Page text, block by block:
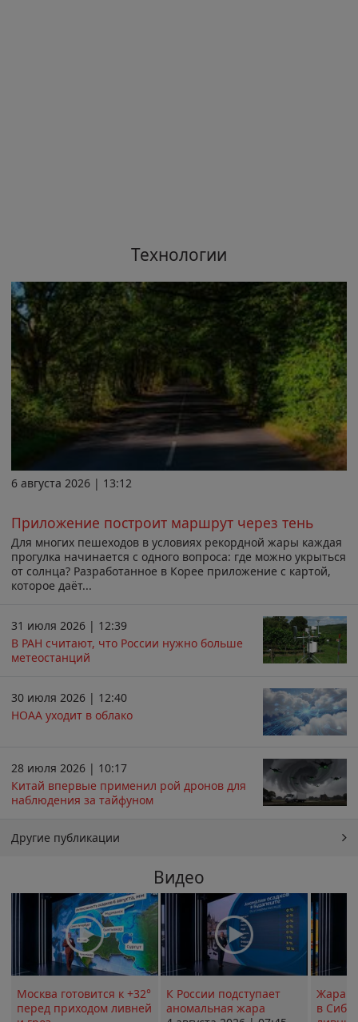
Технологии
6 августа 2026 | 13:12
Приложение построит маршрут через тень
Для многих пешеходов в условиях рекордной жары каждая
прогулка начинается с одного вопроса: где можно укрыться
от солнца? Разработанное в Корее приложение с картой,
которое даёт...
31 июля 2026 | 12:39
В РАН считают, что России нужно больше
метеостанций
30 июля 2026 | 12:40
НОАА уходит в облако
28 июля 2026 | 10:17
Китай впервые применил рой дронов для
наблюдения за тайфуном
Другие публикации
Видео
Москва готовится к +32°
перед приходом ливней
К России подступает
аномальная жара
Жара в
в